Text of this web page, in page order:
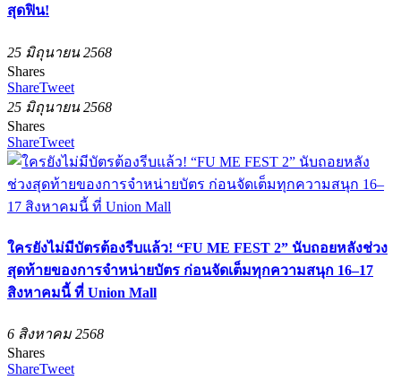
สุดฟิน!
25 มิถุนายน 2568
Shares
ShareTweet
25 มิถุนายน 2568
Shares
ShareTweet
ใครยังไม่มีบัตรต้องรีบแล้ว! “FU ME FEST 2” นับถอยหลังช่วง
สุดท้ายของการจำหน่ายบัตร ก่อนจัดเต็มทุกความสนุก 16–17
สิงหาคมนี้ ที่ Union Mall
6 สิงหาคม 2568
Shares
ShareTweet